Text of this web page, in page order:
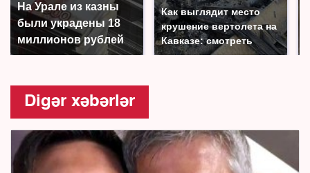
На Урале из казны
были украдены 18
миллионов рублей
Как выглядит место
крушение вертолета на
Кавказе: смотреть
Digər xəbərlər